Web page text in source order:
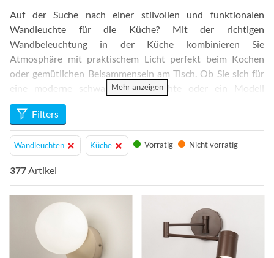
Auf der Suche nach einer stilvollen und funktionalen
Wandleuchte für die Küche? Mit der richtigen
Wandbeleuchtung in der Küche kombinieren Sie
Atmosphäre mit praktischem Licht perfekt beim Kochen
oder gemütlichen Beisammensein am Tisch. Ob Sie sich für
eine moderne schwarze Wandleuchte oder ein Modell
entscheiden, das das Licht nach oben abstrahlt, es gibt immer
eine passende Lösung für Ihren Küchenstil. Neugierig
geworden? Werfen Sie einen Blick in unser umfangreiches
Sortiment!
Mehr anzeigen
Filters
Wandleuchten Küche Vorrätig Nicht vorrätig
377Artikel
Info Info